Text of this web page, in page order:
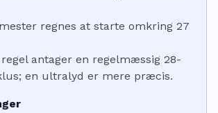
regnes at starte omkring 27
regel antager en regelmæssig 28-
en ultralyd er mere præcis.